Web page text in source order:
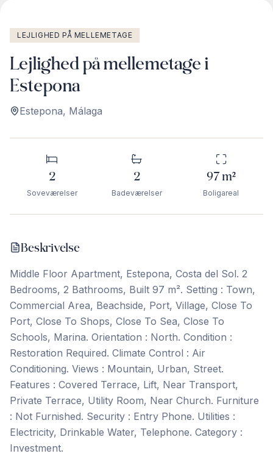
LEJLIGHED PÅ MELLEMETAGE
Lejlighed på mellemetage i
Estepona
Estepona, Málaga
2
Soveværelser
2
Badeværelser
97m²
Boligareal
Beskrivelse
Middle Floor Apartment, Estepona, Costa del Sol. 2
Bedrooms, 2 Bathrooms, Built 97 m². Setting : Town,
Commercial Area, Beachside, Port, Village, Close To
Port, Close To Shops, Close To Sea, Close To
Schools, Marina. Orientation : North. Condition :
Restoration Required. Climate Control : Air
Conditioning. Views ‌: ‌Mountain, ‌Urban, ‌Street.
Features : ‌Covered ‌Terrace, ‌Lift, Near ‌Transport,
‌Private ‌Terrace, ‌Utility ‌Room, ‌Near ‌Church. Furniture
: Not Furnished. Security : Entry Phone. Utilities ‌:
‌Electricity, ‌Drinkable ‌Water, ‌Telephone. Category ‌:
‌Investment.